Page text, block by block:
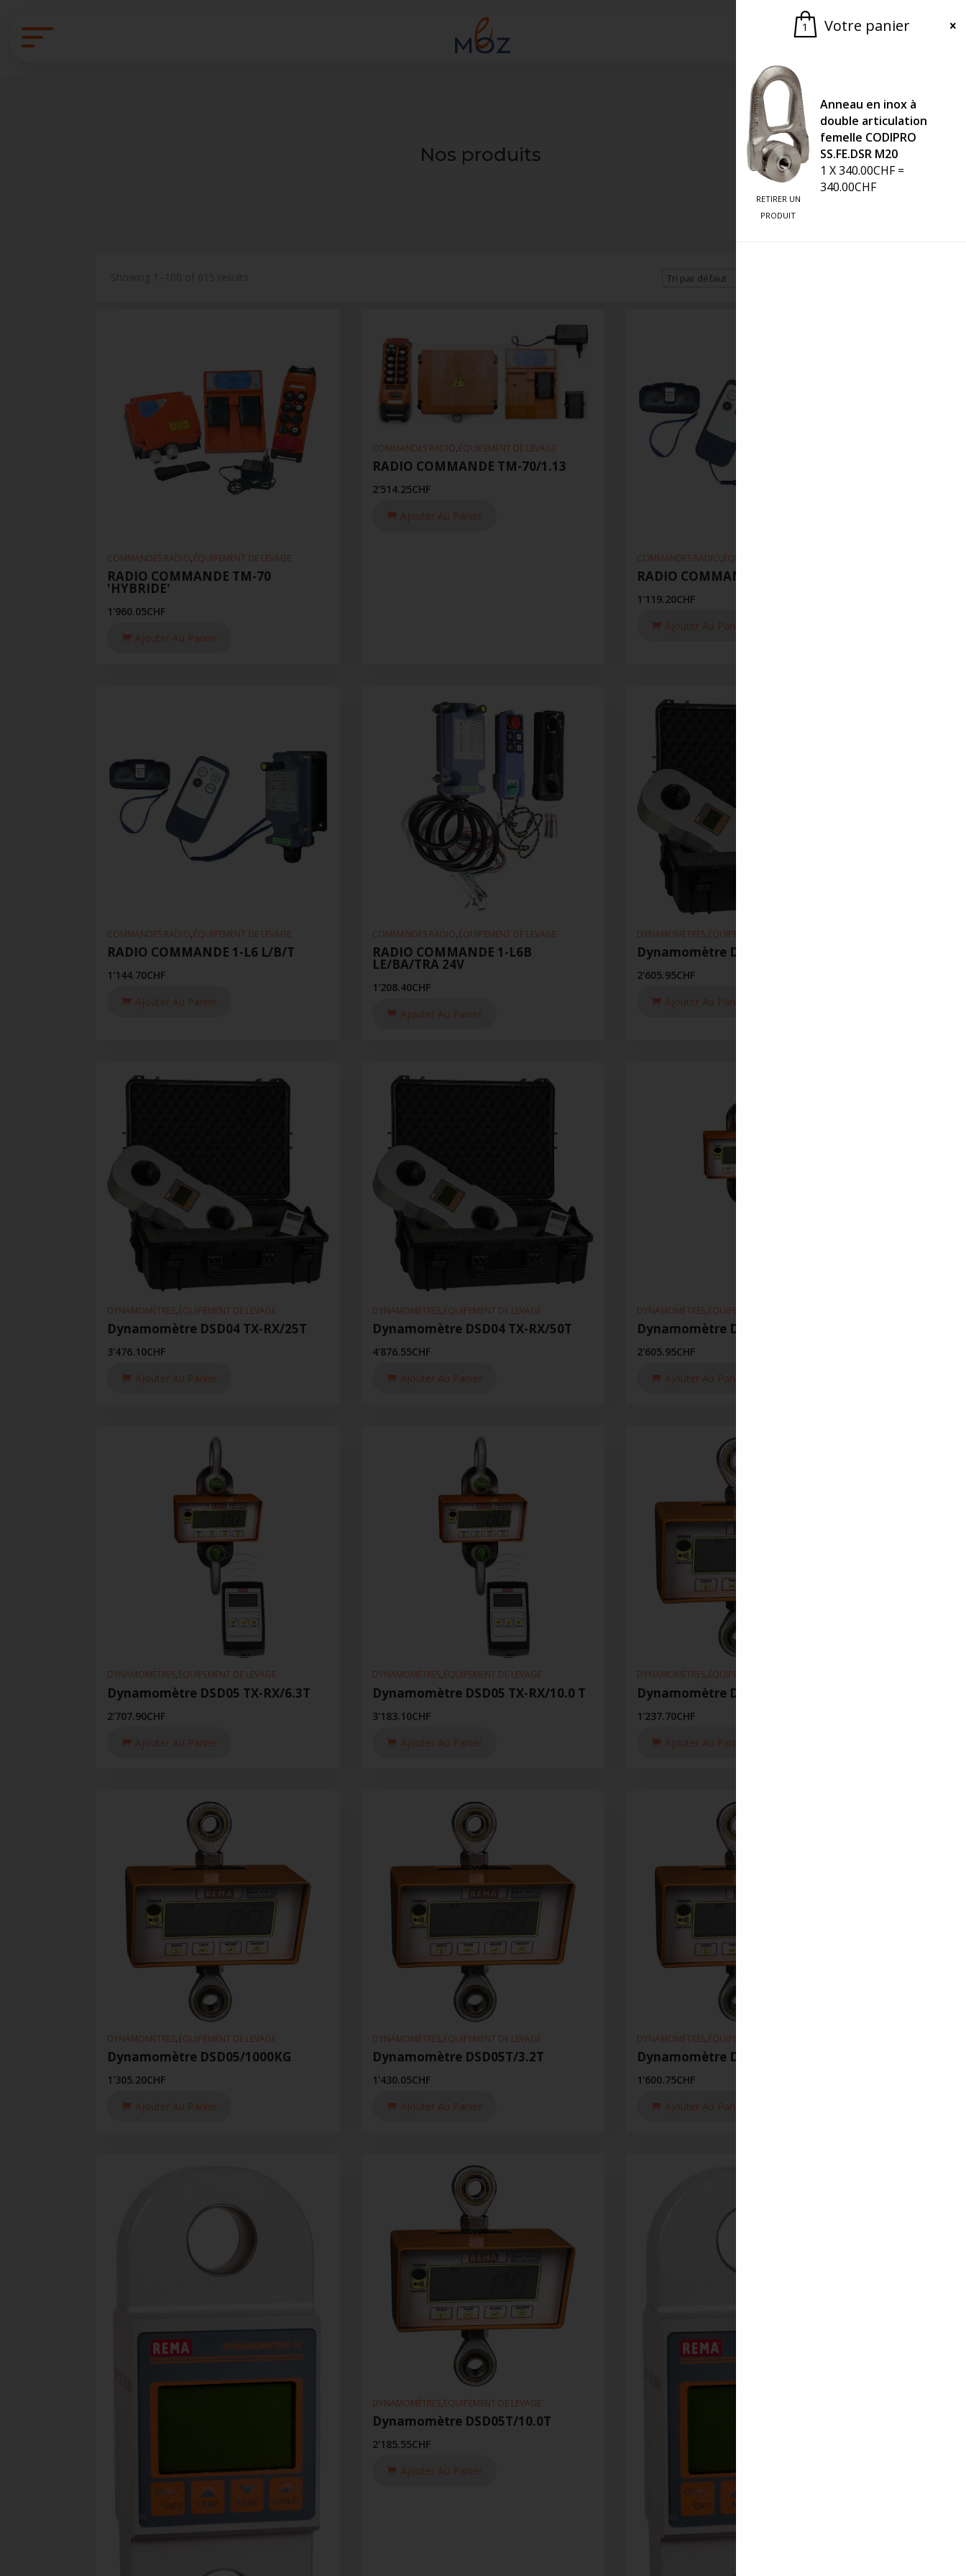
Demander une offre
Nos produits
COMMANDES RADIO,ÉQUIPEMENT DE LEVAGE
RADIO COMMANDE TM-70
'HYBRIDE'
1'960.05CHF
Ajouter Au Panier
COMMANDES RADIO,ÉQUIPEMENT DE LEVAGE
RADIO COMMANDE TM-70/1.13
2'514.25CHF
Ajouter Au Panier
COMMANDES RADIO,ÉQUIPEMENT DE LEVAGE
RADIO COMMANDE 1-L4 LE/BA
1'119.20CHF
Ajouter Au Panier
COMMANDES RADIO,ÉQUIPEMENT DE LEVAGE
RADIO COMMANDE 1-L6 L/B/T
1'144.70CHF
Ajouter Au Panier
COMMANDES RADIO,ÉQUIPEMENT DE LEVAGE
RADIO COMMANDE 1-L6B
LE/BA/TRA 24V
1'208.40CHF
Ajouter Au Panier
DYNAMOMÈTRES,ÉQUIPEMENT DE LEVAGE
Dynamomètre DSD04 TX-RX/10T
2'605.95CHF
Ajouter Au Panier
DYNAMOMÈTRES,ÉQUIPEMENT DE LEVAGE
Dynamomètre DSD04 TX-RX/25T
3'476.10CHF
Ajouter Au Panier
DYNAMOMÈTRES,ÉQUIPEMENT DE LEVAGE
Dynamomètre DSD04 TX-RX/50T
4'876.55CHF
Ajouter Au Panier
DYNAMOMÈTRES,ÉQUIPEMENT DE LEVAGE
Dynamomètre DSD05 TX-RX/3.2T
2'605.95CHF
Ajouter Au Panier
DYNAMOMÈTRES,ÉQUIPEMENT DE LEVAGE
Dynamomètre DSD05 TX-RX/6.3T
2'707.90CHF
Ajouter Au Panier
DYNAMOMÈTRES,ÉQUIPEMENT DE LEVAGE
Dynamomètre DSD05 TX-RX/10.0 T
3'183.10CHF
Ajouter Au Panier
DYNAMOMÈTRES,ÉQUIPEMENT DE LEVAGE
Dynamomètre DSD05/600KG
1'237.70CHF
Ajouter Au Panier
DYNAMOMÈTRES,ÉQUIPEMENT DE LEVAGE
Dynamomètre DSD05/1000KG
1'305.20CHF
Ajouter Au Panier
DYNAMOMÈTRES,ÉQUIPEMENT DE LEVAGE
Dynamomètre DSD05T/3.2T
1'430.05CHF
Ajouter Au Panier
DYNAMOMÈTRES,ÉQUIPEMENT DE LEVAGE
Dynamomètre DSD05T/6.3T
1'600.75CHF
Ajouter Au Panier
DYNAMOMÈTRES,ÉQUIPEMENT DE LEVAGE
Dynamomètre DSD05T/10.0T
2'185.55CHF
Ajouter Au Panier
1 Votre panier
RETIRER UN
PRODUIT
Anneau en inox à
double articulation
femelle CODIPRO
SS.FE.DSR M20
1 X340.00CHF =
340.00CHF